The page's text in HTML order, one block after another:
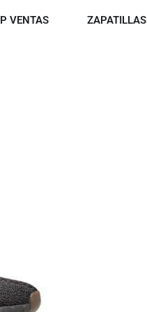
VENTAS OPEN TOP VENTAS
ZAPATILLAS